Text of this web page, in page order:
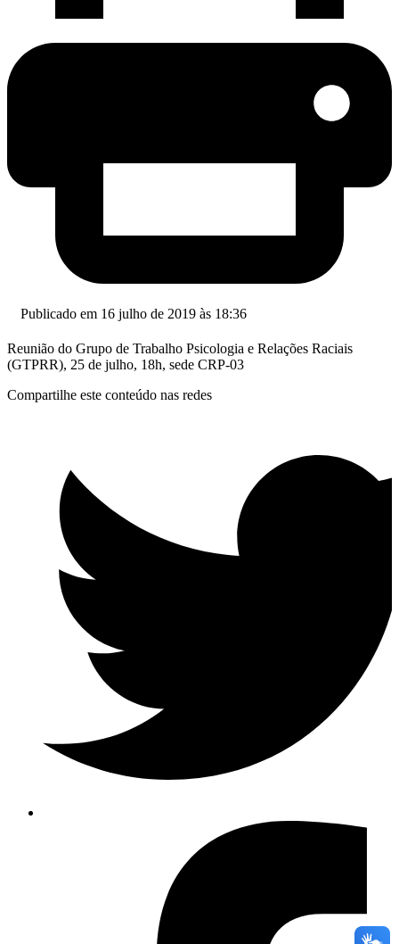
Publicado em 16 julho de 2019 às 18:36
Reunião do Grupo de Trabalho Psicologia e Relações Raciais
(GTPRR), 25 de julho, 18h, sede CRP-03
Compartilhe este conteúdo nas redes